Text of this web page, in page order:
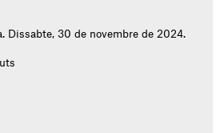
Dissabte, 30 de novembre de 2024.